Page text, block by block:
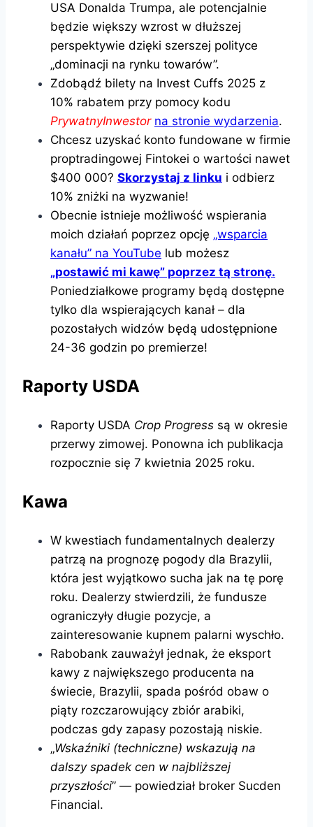
USA Donalda Trumpa, ale potencjalnie
będzie większy wzrost w dłuższej
perspektywie dzięki szerszej polityce
„dominacji na rynku towarów”.
Zdobądź bilety na Invest Cuffs 2025 z
10% rabatem przy pomocy kodu
PrywatnyInwestor na stronie wydarzenia.
Chcesz uzyskać konto fundowane w firmie
proptradingowej Fintokei o wartości nawet
$400 000? Skorzystaj z linku i odbierz
10% zniżki na wyzwanie!
Obecnie istnieje możliwość wspierania
moich działań poprzez opcję „wsparcia
kanału” na YouTube lub możesz
„postawić mi kawę” poprzez tą stronę.
Poniedziałkowe programy będą dostępne
tylko dla wspierających kanał – dla
pozostałych widzów będą udostępnione
24-36 godzin po premierze!
Raporty USDA
Raporty USDA Crop Progress są w okresie
przerwy zimowej. Ponowna ich publikacja
rozpocznie się 7 kwietnia 2025 roku.
Kawa
W kwestiach fundamentalnych dealerzy
patrzą na prognozę pogody dla Brazylii,
która jest wyjątkowo sucha jak na tę porę
roku. Dealerzy stwierdzili, że fundusze
ograniczyły długie pozycje, a
zainteresowanie kupnem palarni wyschło.
Rabobank zauważył jednak, że eksport
kawy z największego producenta na
świecie, Brazylii, spada pośród obaw o
piąty rozczarowujący zbiór arabiki,
podczas gdy zapasy pozostają niskie.
„Wskaźniki (techniczne) wskazują na
dalszy spadek cen w najbliższej
przyszłości” — powiedział broker Sucden
Financial.